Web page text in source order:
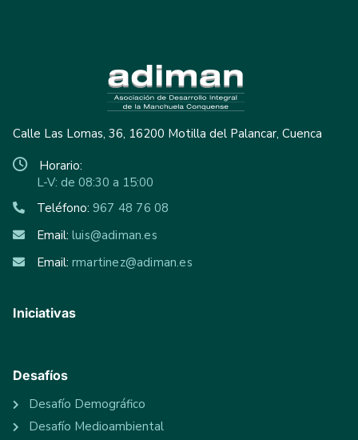
Calle Las Lomas, 36, 16200 Motilla del Palancar, Cuenca
Horario:
L-V: de 08:30 a 15:00
Teléfono: 967 48 76 08
Email: luis@adiman.es
Email: rmartinez@adiman.es
Iniciativas
Desafíos
Desafío Demográfico
Desafío Medioambiental